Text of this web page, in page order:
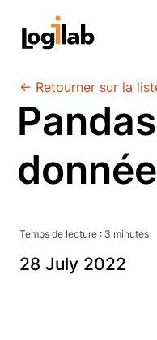
← Retourner sur la
Temps de lecture : 3 minutes
28 July 2022